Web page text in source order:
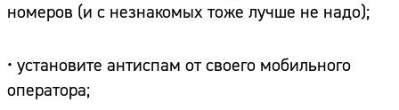
номеров (и с незнакомых тоже лучше не надо);
• установите антиспам от своего мобильного
оператора;